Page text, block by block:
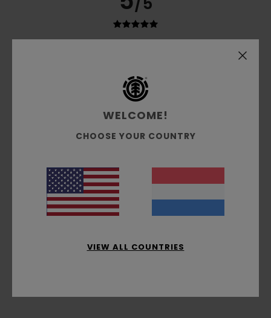
Geverifieerde aankoop
Prijs-kwaliteitverhouding
: 5/5
5/5
Guillomot12. maart 2026
Well-fitted and comfortable
Comfort: 5 Maat: Perfecte maatKleur: 5
WELCOME!
CHOOSE YOUR COUNTRY
VIEW ALL COUNTRIES